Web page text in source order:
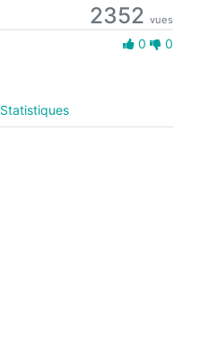
2352 vues
0 0
Statistiques